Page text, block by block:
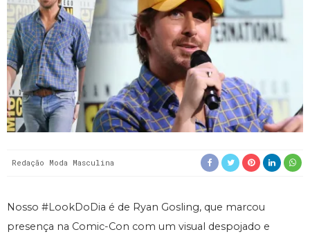
Redação Moda Masculina
Nosso #LookDoDia é de Ryan Gosling, que marcou
presença na Comic-Con com um visual despojado e